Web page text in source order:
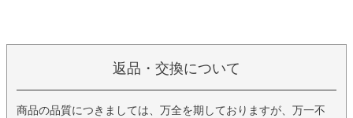
返品・交換について
商品の品質につきましては、万全を期しておりますが、万一不